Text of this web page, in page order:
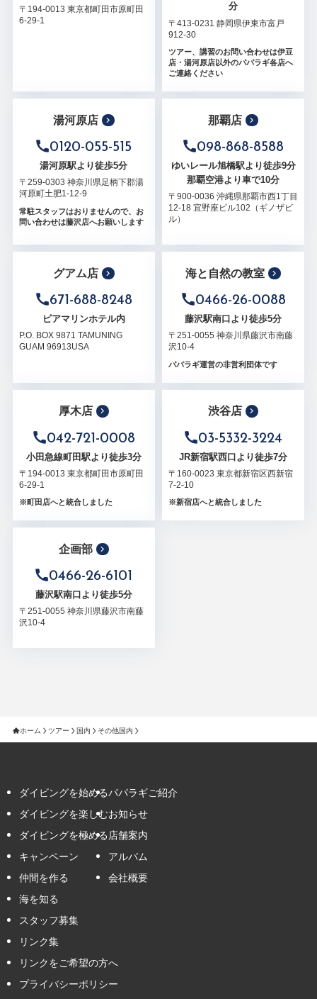
〒194-0013 東京都町田市原町田
6-29-1
分
〒413-0231 静岡県伊東市富戸
912-30
ツアー、講習のお問い合わせは伊豆
店・湯河原店以外のパパラギ各店へ
ご連絡ください
湯河原店
0120-055-515
湯河原駅より徒歩5分
〒259-0303 神奈川県足柄下郡湯
河原町土肥1-12-9
常駐スタッフはおりませんので、お
問い合わせは藤沢店へお願いします
那覇店
098-868-8588
ゆいレール旭橋駅より徒歩9分
那覇空港より車で10分
〒900-0036 沖縄県那覇市西1丁目
12-18 宜野座ビル102（ギノザビ
ル）
グアム店
671-688-8248
ピアマリンホテル内
P.O. BOX 9871 TAMUNING
GUAM 96913USA
海と自然の教室
0466-26-0088
藤沢駅南口より徒歩5分
〒251-0055 神奈川県藤沢市南藤
沢10-4
パパラギ運営の非営利団体です
厚木店
042-721-0008
小田急線町田駅より徒歩3分
〒194-0013 東京都町田市原町田
6-29-1
※町田店へと統合しました
渋谷店
03-5332-3224
JR新宿駅西口より徒歩7分
〒160-0023 東京都新宿区西新宿
7-2-10
※新宿店へと統合しました
企画部
0466-26-6101
藤沢駅南口より徒歩5分
〒251-0055 神奈川県藤沢市南藤
沢10-4
ホーム ツアー 国内 その他国内
ダイビングを始める
ダイビングを楽しむ
ダイビングを極める
キャンペーン
仲間を作る
海を知る
パパラギご紹介
お知らせ
店舗案内
アルバム
会社概要
スタッフ募集
リンク集
リンクをご希望の方へ
プライバシーポリシー